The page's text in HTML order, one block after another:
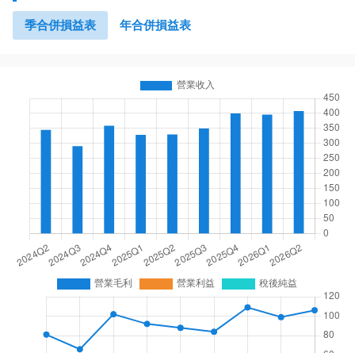
季合併損益表 年合併損益表